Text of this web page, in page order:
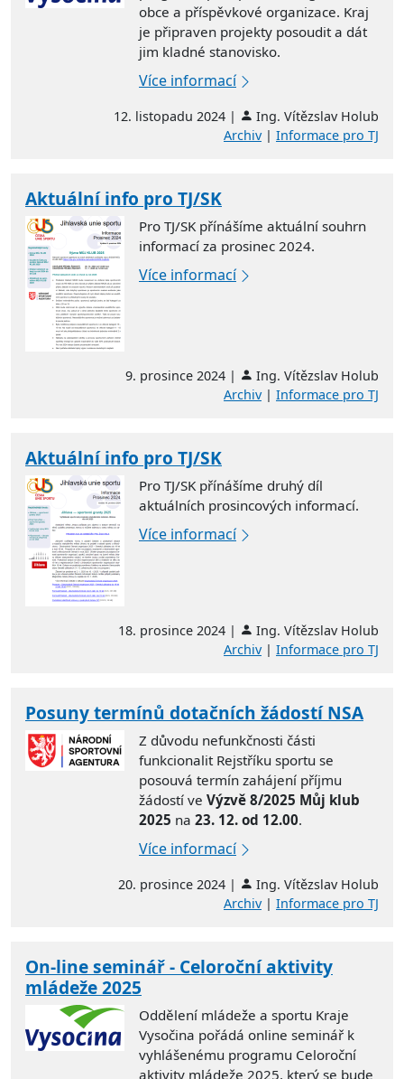
obce a příspěvkové organizace. Kraj
je připraven projekty posoudit a dát
jim kladné stanovisko.
Více informací
12. listopadu 2024 |
Ing. Vítězslav Holub
Archiv| Informace pro TJ
Aktuální info pro TJ/SK
Pro TJ/SK přínášíme aktuální souhrn
informací za prosinec 2024.
Více informací
9. prosince 2024 |
Ing. Vítězslav Holub
Archiv| Informace pro TJ
Aktuální info pro TJ/SK
Pro TJ/SK přínášíme druhý díl
aktuálních prosincových informací.
Více informací
18. prosince 2024 |
Ing. Vítězslav Holub
Archiv| Informace pro TJ
Posuny termínů dotačních žádostí NSA
Z důvodu nefunkčnosti části
funkcionalit Rejstříku sportu se
posouvá termín zahájení příjmu
žádostí ve Výzvě 8/2025 Můj klub
2025 na 23. 12. od 12.00.
Více informací
20. prosince 2024 |
Ing. Vítězslav Holub
Archiv| Informace pro TJ
On-line seminář - Celoroční aktivity
mládeže 2025
Oddělení mládeže a sportu Kraje
Vysočina pořádá online seminář k
vyhlášenému programu Celoroční
aktivity mládeže 2025, který se bude